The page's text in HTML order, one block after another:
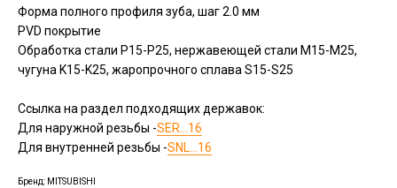
Форма полного профиля зуба, шаг 2.0 мм
PVD покрытие
Обработка стали P15-P25, нержавеющей стали M15-M25,
чугуна K15-K25, жаропрочного сплава S15-S25
Ссылка на раздел подходящих державок:
Для наружной резьбы -SER...16
Для внутренней резьбы -SNL...16
Бренд: MITSUBISHI